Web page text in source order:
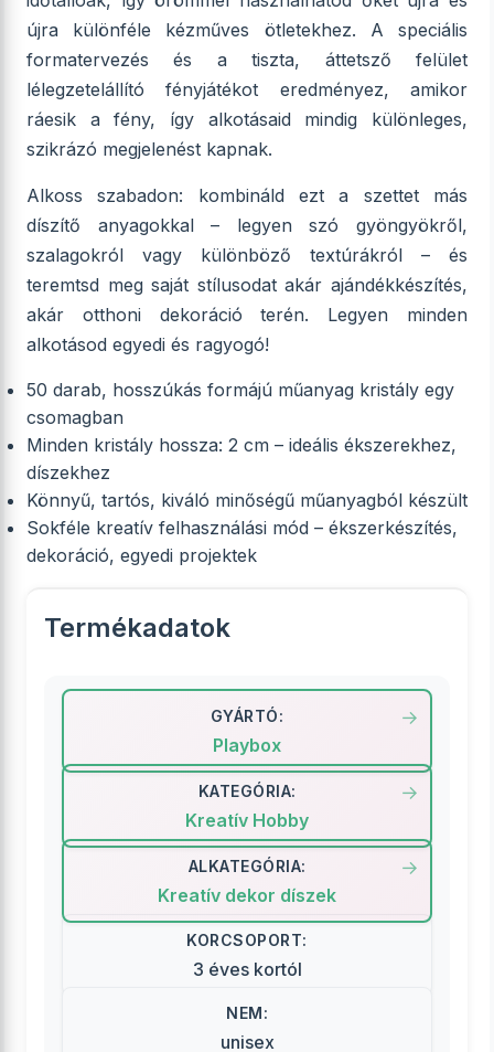
újra különféle kézműves ötletekhez. A speciális
formatervezés és a tiszta, áttetsző felület
lélegzetelállító fényjátékot eredményez, amikor
ráesik a fény, így alkotásaid mindig különleges,
szikrázó megjelenést kapnak.
Alkoss szabadon: kombináld ezt a szettet más
díszítő anyagokkal – legyen szó gyöngyökről,
szalagokról vagy különböző textúrákról – és
teremtsd meg saját stílusodat akár ajándékkészítés,
akár otthoni dekoráció terén. Legyen minden
alkotásod egyedi és ragyogó!
50 darab, hosszúkás formájú műanyag kristály egy
csomagban
Minden kristály hossza: 2 cm – ideális ékszerekhez,
díszekhez
Könnyű, tartós, kiváló minőségű műanyagból készült
Sokféle kreatív felhasználási mód – ékszerkészítés,
dekoráció, egyedi projektek
Termékadatok
GYÁRTÓ:
Playbox
KATEGÓRIA:
Kreatív Hobby
ALKATEGÓRIA:
Kreatív dekor díszek
KORCSOPORT:
3 éves kortól
NEM:
unisex